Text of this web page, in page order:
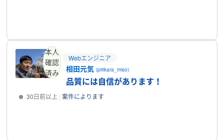
本人
確認
済み
Webエンジニア
相田元気(pirikara_miso)
品質には自信があります！
30日前以上 案件によります